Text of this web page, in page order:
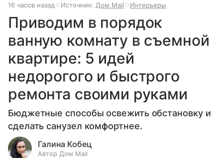
16 часов назад Источник: Дом Mail Интерьеры
Приводим в порядок
ванную комнату в съемной
квартире: 5 идей
недорогого и быстрого
ремонта своими руками
Бюджетные способы освежить обстановку и
сделать санузел комфортнее.
Галина Кобец
Автор Дом Mail